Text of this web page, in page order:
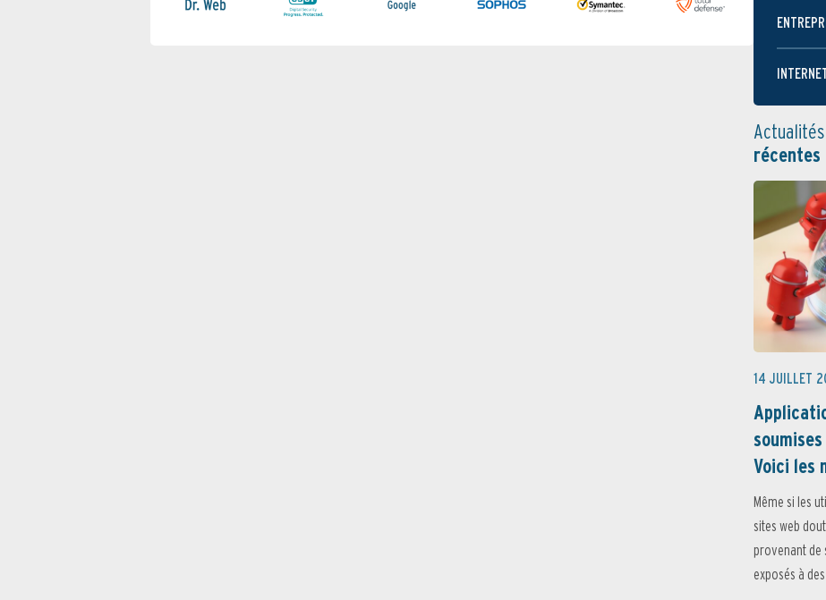
Actualités
récentes
14 JUILLET
Voici les
Même si les
sites web
provenant de
exposés à